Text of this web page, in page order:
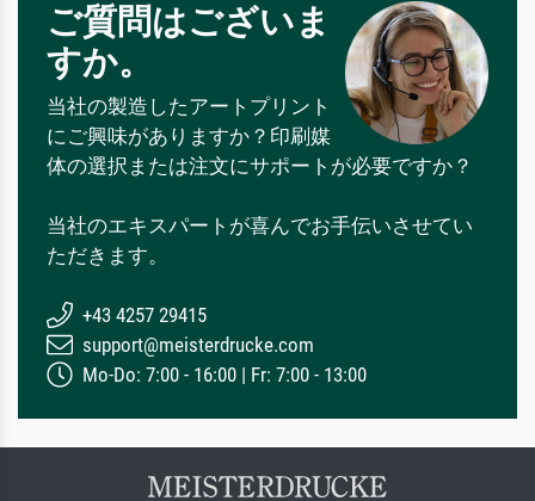
ご質問はございま
すか。
当社の製造したアートプリント
にご興味がありますか？印刷媒
体の選択または注文にサポートが必要ですか？
当社のエキスパートが喜んでお手伝いさせてい
ただきます。
+43 4257 29415
support@meisterdrucke.com
Mo-Do: 7:00 - 16:00 | Fr: 7:00 - 13:00